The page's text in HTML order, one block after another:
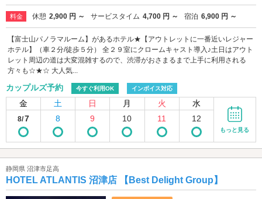
料金 休憩 2,900 円 ～ サービスタイム 4,700 円 ～ 宿泊 6,900 円 ～
【富士山パノラマルーム】があるホテル★【アウトレットに一番近いレジャー
ホテル】（車２分/徒歩５分） 全２９室にクロームキャスト導入♪土日はアウト
レット周辺の道は大変混雑するので、渋滞がおさまるまで上手に利用される
方々も☆★☆ 大人気...
カップルズ予約 今すぐ利用OK インボイス対応
金 土 日 月 火 水
8/7 8 9 10 11 12
もっと見る
静岡県 沼津市足高
HOTEL ATLANTIS 沼津店 【Best Delight Group】